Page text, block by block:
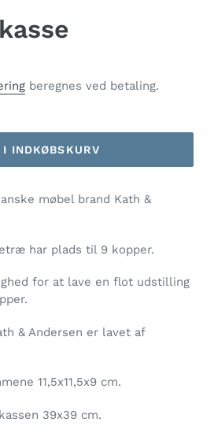
beregnes ved betaling.
INDKØBSKURV
møbel brand Kath &
har plads til 9 kopper.
for at lave en flot udstilling
& Andersen er lavet af
11,5x11,5x9 cm.
39x39 cm.